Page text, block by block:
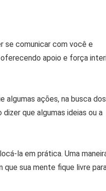
se comunicar com você e
apoio e força
algumas ações, na busca dos
que algumas ideias ou a
la em prática. Uma
sua mente fique livre